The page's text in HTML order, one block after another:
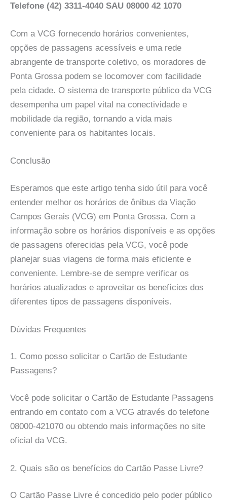
Telefone (42) 3311-4040 SAU 08000 42 1070
Com a VCG fornecendo horários convenientes,
opções de passagens acessíveis e uma rede
abrangente de transporte coletivo, os moradores de
Ponta Grossa podem se locomover com facilidade
pela cidade. O sistema de transporte público da VCG
desempenha um papel vital na conectividade e
mobilidade da região, tornando a vida mais
conveniente para os habitantes locais.
Conclusão
Esperamos que este artigo tenha sido útil para você
entender melhor os horários de ônibus da Viação
Campos Gerais (VCG) em Ponta Grossa. Com a
informação sobre os horários disponíveis e as opções
de passagens oferecidas pela VCG, você pode
planejar suas viagens de forma mais eficiente e
conveniente. Lembre-se de sempre verificar os
horários atualizados e aproveitar os benefícios dos
diferentes tipos de passagens disponíveis.
Dúvidas Frequentes
1. Como posso solicitar o Cartão de Estudante
Passagens?
Você pode solicitar o Cartão de Estudante Passagens
entrando em contato com a VCG através do telefone
08000-421070 ou obtendo mais informações no site
oficial da VCG.
2. Quais são os benefícios do Cartão Passe Livre?
O Cartão Passe Livre é concedido pelo poder público